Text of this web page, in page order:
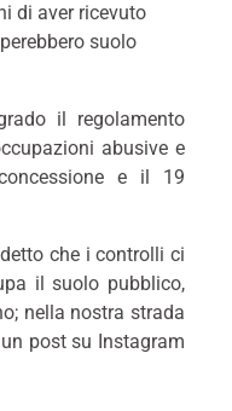
di aver ricevuto
suolo
il regolamento
abusive e
e il 19
che i controlli ci
il suolo pubblico,
nella nostra strada
post su Instagram